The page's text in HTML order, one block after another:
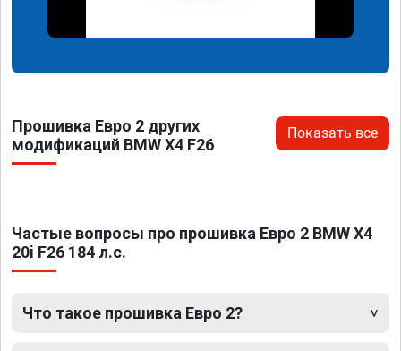
Прошивка Евро 2 других
модификаций BMW X4 F26
Показать все
Частые вопросы про прошивка Евро 2 BMW X4
20i F26 184 л.с.
Что такое прошивка Евро 2?